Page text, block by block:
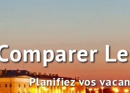
Planifiez vos